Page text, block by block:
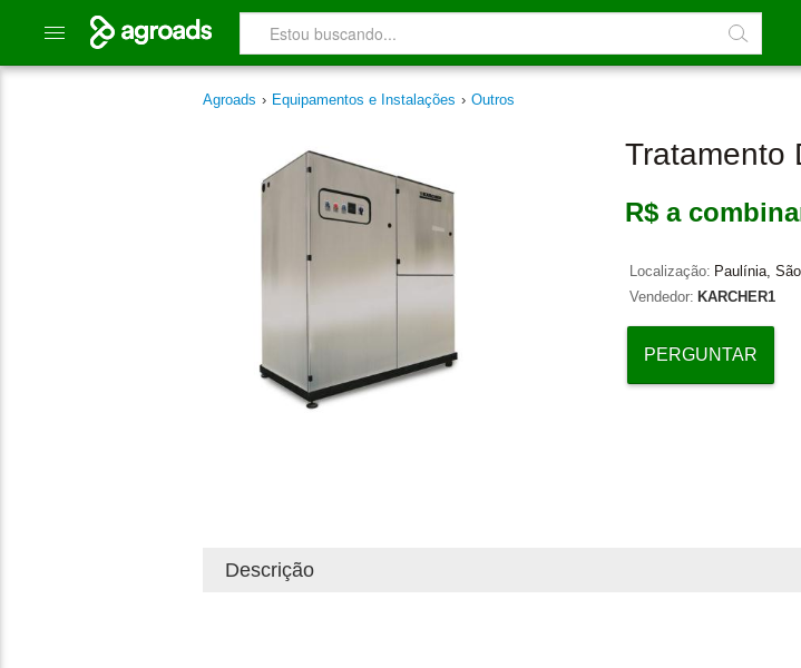
Agroads › Equipamentos e Instalações › Outros
Tratamento
R$ a
Localização: Paulínia,
Vendedor: KARCHER1
PERGUNTAR
Descrição